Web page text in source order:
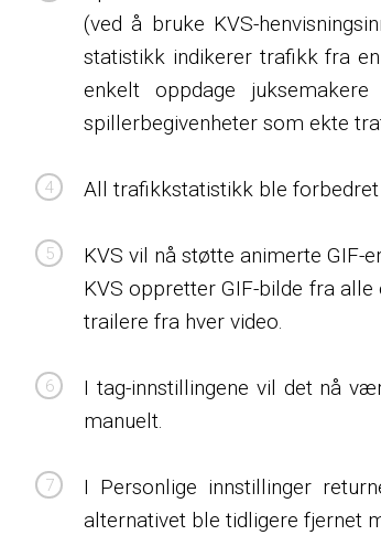
(ved å bruke KVS-
statistikk indikerer trafikk fra
enkelt oppdage
spillerbegivenheter som ekte
All trafikkstatistikk ble forbedret
KVS vil nå støtte animerte
KVS oppretter GIF-bilde fra
trailere fra hver video.
I tag-innstillingene vil det nå
manuelt.
I Personlige innstillinger
alternativet ble tidligere fjernet